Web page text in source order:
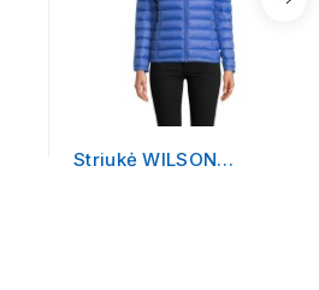
Striukė WILSON